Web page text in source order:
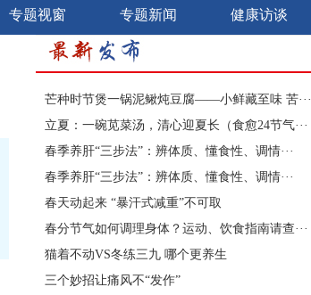
专题视窗 专题新闻 健康访谈
芒种时节煲一锅泥鳅炖豆腐——小鲜藏至味 苦···
立夏：一碗苋菜汤，清心迎夏长（食愈24节气···
春季养肝“三步法”：辨体质、懂食性、调情···
春季养肝“三步法”：辨体质、懂食性、调情···
春天动起来 “暴汗式减重”不可取
春分节气如何调理身体？运动、饮食指南请查···
猫着不动VS冬练三九 哪个更养生
三个妙招让痛风不“发作”